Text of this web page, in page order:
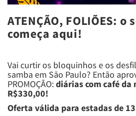
ATENÇÃO, FOLIÕES:
começa aqui!
Vai curtir os bloquinhos e os
samba em São Paulo? Então
PROMOÇÃO:diárias com café
R$330,00!
Oferta válida para estadas de